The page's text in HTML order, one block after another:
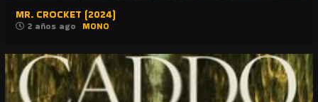
MR. CROCKET (2024)
2 años ago MONO